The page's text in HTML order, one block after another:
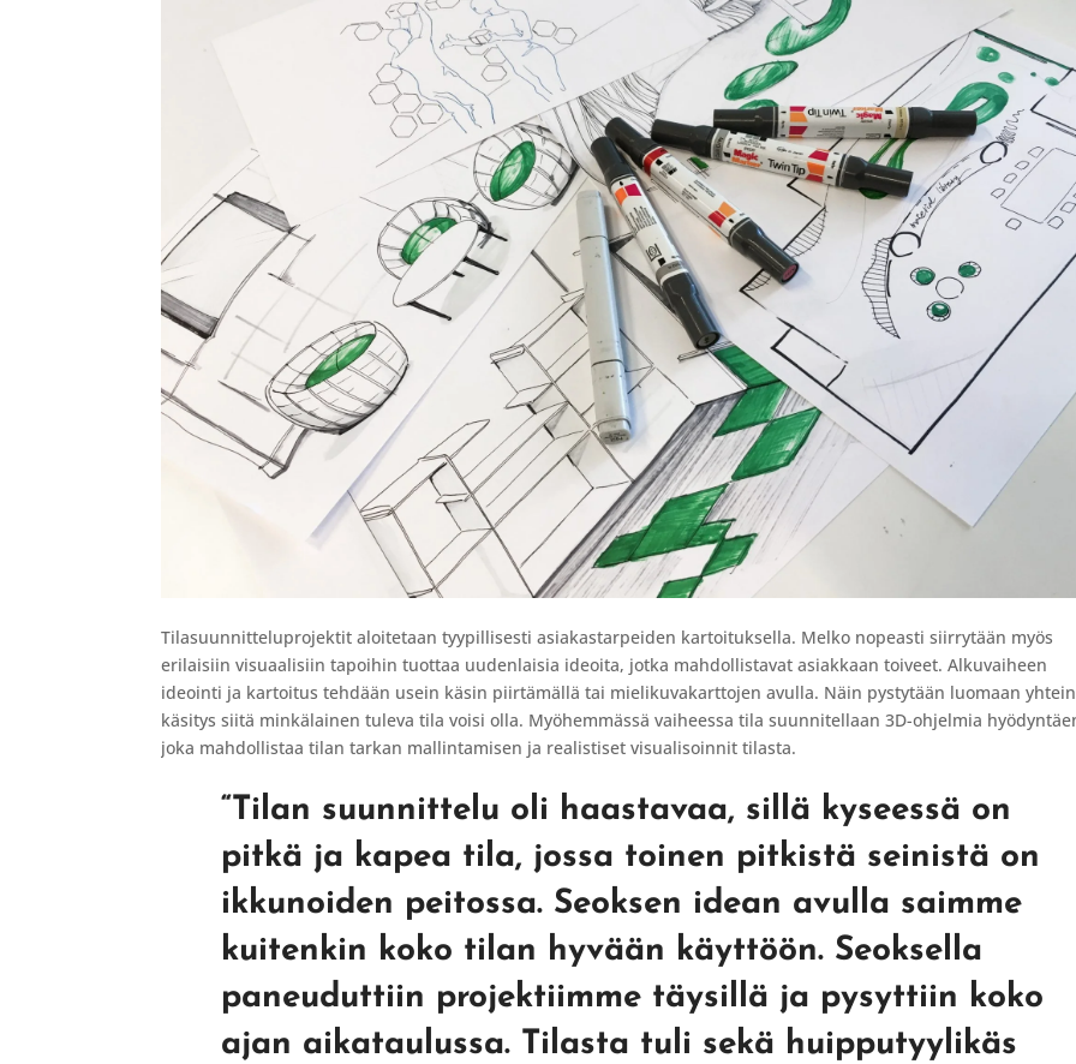
Tilasuunnitteluprojektit aloitetaan tyypillisesti asiakastarpeiden kartoituksella. Melko nopeasti siirrytään myös
erilaisiin visuaalisiin tapoihin tuottaa uudenlaisia ideoita, jotka mahdollistavat asiakkaan toiveet. Alkuvaiheen
ideointi ja kartoitus tehdään usein käsin piirtämällä tai mielikuvakarttojen avulla. Näin pystytään luomaan
käsitys siitä minkälainen tuleva tila voisi olla. Myöhemmässä vaiheessa tila suunnitellaan 3D-ohjelmia
joka mahdollistaa tilan tarkan mallintamisen ja realistiset visualisoinnit tilasta.
“Tilan suunnittelu oli haastavaa, sillä kyseessä on
pitkä ja kapea tila, jossa toinen pitkistä seinistä on
ikkunoiden peitossa. Seoksen idean avulla saimme
kuitenkin koko tilan hyvään käyttöön. Seoksella
paneuduttiin projektiimme täysillä ja pysyttiin koko
ajan aikataulussa. Tilasta tuli sekä huipputyylikäs